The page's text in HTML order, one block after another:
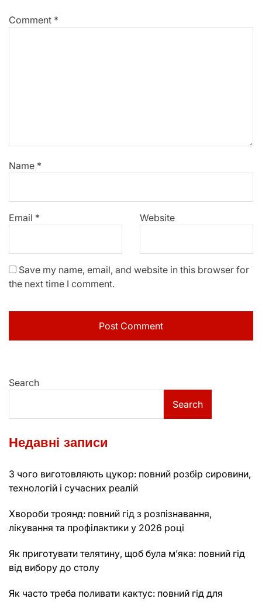
Comment *
Name *
Email * Website
Save my name, email, and website in this browser for
the next time I comment.
Search
Search
Недавні записи
З чого виготовляють цукор: повний розбір сировини,
технологій і сучасних реалій
Хвороби троянд: повний гід з розпізнавання,
лікування та профілактики у 2026 році
Як приготувати телятину, щоб була м’яка: повний гід
від вибору до столу
Як часто треба поливати кактус: повний гід для